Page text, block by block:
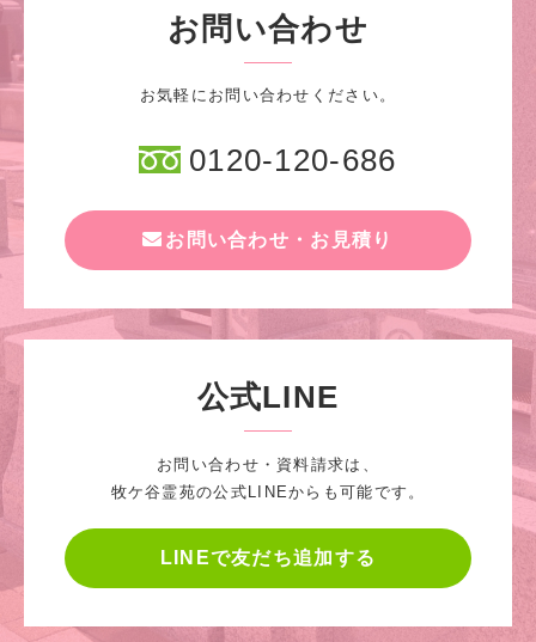
お問い合わせ
お気軽にお問い合わせください。
0120-120-686
お問い合わせ・お見積り
公式LINE
お問い合わせ・資料請求は、
牧ケ谷霊苑の公式LINEからも可能です。
LINEで友だち追加する